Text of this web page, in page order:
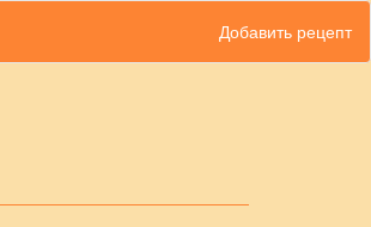
Добавить рецепт